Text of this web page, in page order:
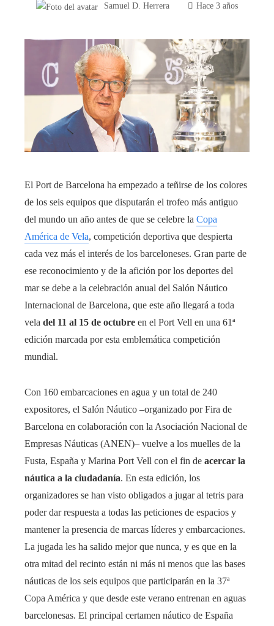
Samuel D. Herrera Hace 3 años
El Port de Barcelona ha empezado a teñirse de los colores
de los seis equipos que disputarán el trofeo más antiguo
del mundo un año antes de que se celebre la Copa
América de Vela, competición deportiva que despierta
cada vez más el interés de los barceloneses. Gran parte de
ese reconocimiento y de la afición por los deportes del
mar se debe a la celebración anual del Salón Náutico
Internacional de Barcelona, que este año llegará a toda
vela del 11 al 15 de octubre en el Port Vell en una 61ª
edición marcada por esta emblemática competición
mundial.
Con 160 embarcaciones en agua y un total de 240
expositores, el Salón Náutico –organizado por Fira de
Barcelona en colaboración con la Asociación Nacional de
Empresas Náuticas (ANEN)– vuelve a los muelles de la
Fusta, España y Marina Port Vell con el fin de acercar la
náutica a la ciudadanía. En esta edición, los
organizadores se han visto obligados a jugar al tetris para
poder dar respuesta a todas las peticiones de espacios y
mantener la presencia de marcas líderes y embarcaciones.
La jugada les ha salido mejor que nunca, y es que en la
otra mitad del recinto están ni más ni menos que las bases
náuticas de los seis equipos que participarán en la 37ª
Copa América y que desde este verano entrenan en aguas
barcelonesas. El principal certamen náutico de España